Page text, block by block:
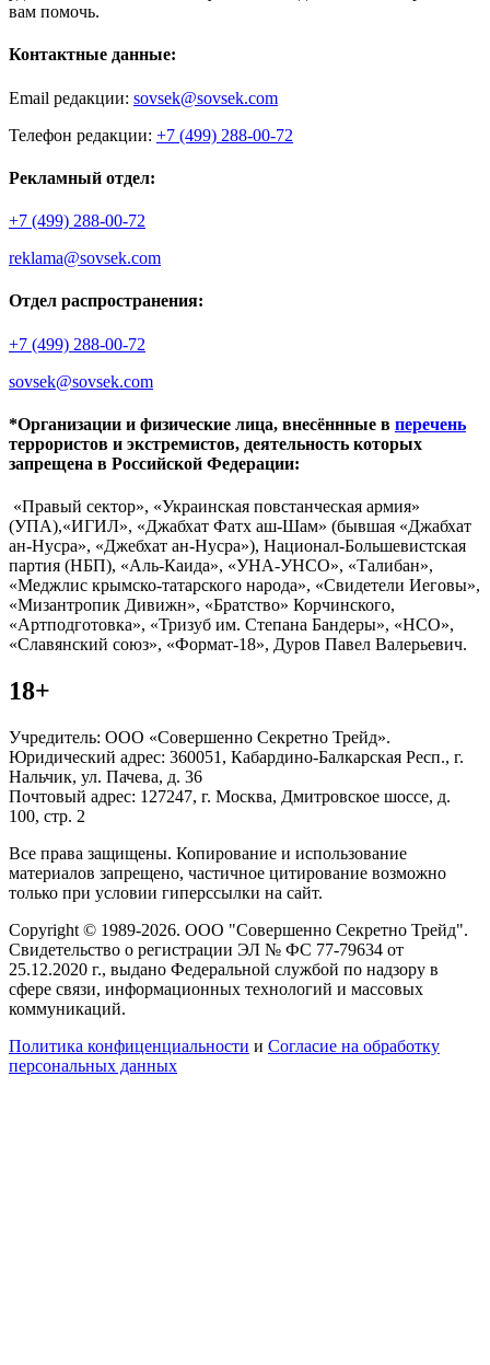
вам помочь.
Контактные данные:
Email редакции: sovsek@sovsek.com
Телефон редакции: +7 (499) 288-00-72
Рекламный отдел:
+7 (499) 288-00-72
reklama@sovsek.com
Отдел распространения:
+7 (499) 288-00-72
sovsek@sovsek.com
*Организации и физические лица, внесённные в перечень
террористов и экстремистов, деятельность которых
запрещена в Российской Федерации:
«Правый сектор», «Украинская повстанческая армия»
(УПА),«ИГИЛ», «Джабхат Фатх аш-Шам» (бывшая «Джабхат
ан-Нусра», «Джебхат ан-Нусра»), Национал-Большевистская
партия (НБП), «Аль-Каида», «УНА-УНСО», «Талибан»,
«Меджлис крымско-татарского народа», «Свидетели Иеговы»,
«Мизантропик Дивижн», «Братство» Корчинского,
«Артподготовка», «Тризуб им. Степана Бандеры», «НСО»,
«Славянский союз», «Формат-18», Дуров Павел Валерьевич.
18+
Учредитель: ООО «Совершенно Секретно Трейд».
Юридический адрес: 360051, Кабардино-Балкарская Респ., г.
Нальчик, ул. Пачева, д. 36
Почтовый адрес: 127247, г. Москва, Дмитровское шоссе, д.
100, стр. 2
Все права защищены. Копирование и использование
материалов запрещено, частичное цитирование возможно
только при условии гиперссылки на сайт.
Copyright © 1989-2026. ООО "Совершенно Секретно Трейд".
Свидетельство о регистрации ЭЛ № ФС 77-79634 от
25.12.2020 г., выдано Федеральной службой по надзору в
сфере связи, информационных технологий и массовых
коммуникаций.
Политика конфиценциальности и Согласие на обработку
персональных данных